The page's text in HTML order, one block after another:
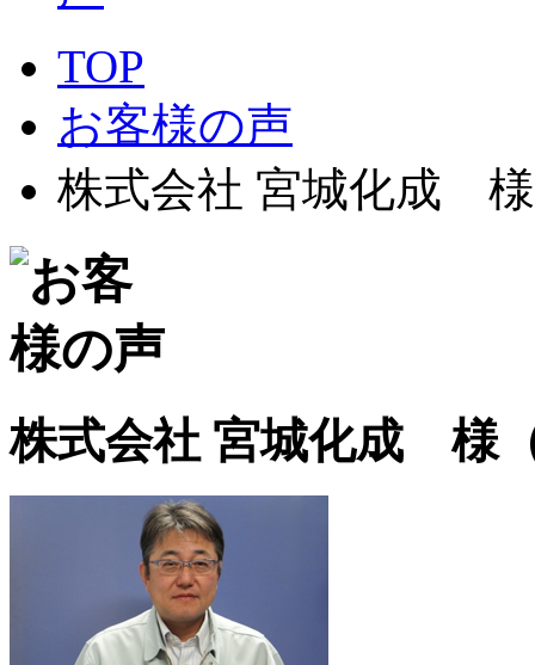
TOP
お客様の声
株式会社 宮城化成
株式会社 宮城化成 様